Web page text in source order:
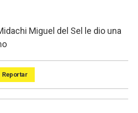
Miguel del Sel le dio una
Reportar